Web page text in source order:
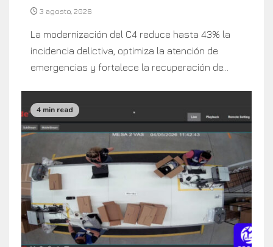
3 agosto, 2026
La modernización del C4 reduce hasta 43% la
incidencia delictiva, optimiza la atención de
emergencias y fortalece la recuperación de...
4 min read